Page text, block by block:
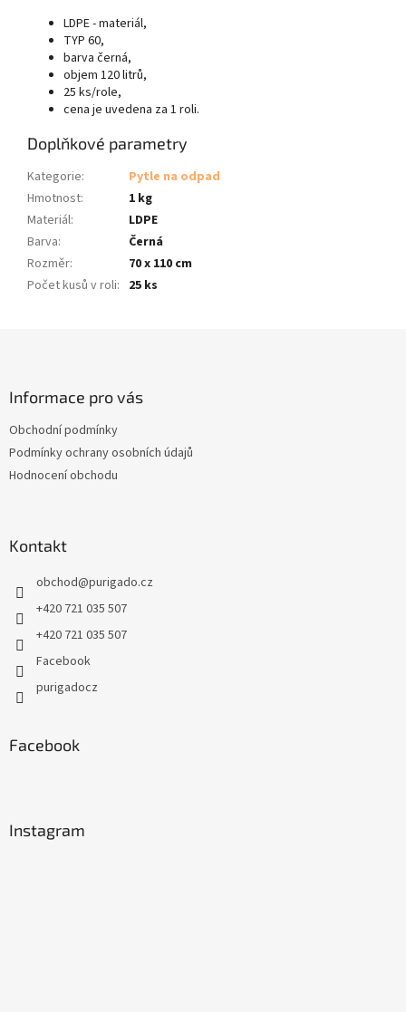
LDPE - materiál,
TYP 60,
barva černá,
objem 120 litrů,
25 ks/role,
cena je uvedena za 1 roli.
Doplňkové parametry
Kategorie:
Pytle na odpad
Hmotnost:
1 kg
Materiál:
LDPE
Barva:
Černá
Rozměr:
70 x 110 cm
Počet kusů v roli: 25 ks
Informace pro vás
Obchodní podmínky
Podmínky ochrany osobních údajů
Hodnocení obchodu
Kontakt
obchod@purigado.cz
+420 721 035 507
+420 721 035 507
Facebook
purigadocz
Facebook
Instagram